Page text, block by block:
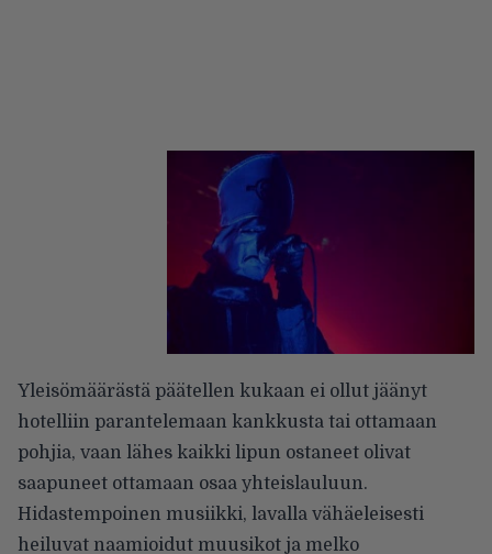
Yleisömäärästä päätellen kukaan ei ollut jäänyt
hotelliin parantelemaan kankkusta tai ottamaan
pohjia, vaan lähes kaikki lipun ostaneet olivat
saapuneet ottamaan osaa yhteislauluun.
Hidastempoinen musiikki, lavalla vähäeleisesti
heiluvat naamioidut muusikot ja melko